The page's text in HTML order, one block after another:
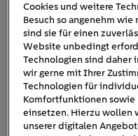
2021
Cookies und weitere
Besuch so angenehm
sind sie für einen
Website unbedingt
Technologien sind daher
wir gerne mit Ihrer
Technologien für
Komfortfunktionen
einsetzen. Hierzu wollen
unserer digitalen